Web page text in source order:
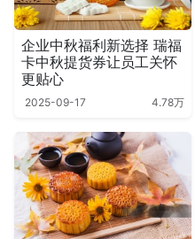
企业中秋福利新选择 瑞福
卡中秋提货券让员工关怀
更贴心
2025-09-17 4.78万